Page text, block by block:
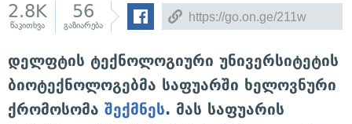
2.8K
წაკითხვა
56
გაზიარება
დელფტის ტექნოლოგიური უნივერსიტეტის
ბიოტექნოლოგებმა საფუარში ხელოვნური
ქრომოსომა შექმნეს. მას საფუარის